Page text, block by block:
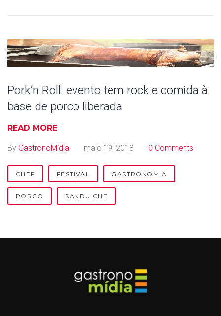
Pork’n Roll: evento tem rock e comida à
base de porco liberada
READ MORE
By GastronoMídia maio 19, 2018 0 Comments
CHEF FESTIVAL GASTRONOMIA
PORCO SANDUICHE